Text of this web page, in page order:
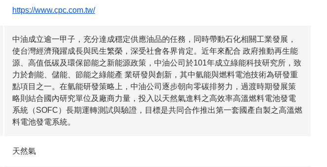
https://www.cpc.com.tw/
中油成立逾一甲子，充分達成穩定供應油品的任務，同時帶動石化相關工業發展，
使台灣經濟飛躍成長與民生繁榮，深受社會各界肯定。近年來配合 政府推動再生能
源、高值低碳及環保節能之新能源政策，中油公司於101年成立綠能科技研究所，致
力於創能、儲能、節能之綠能產 業研發與創新，其中氫能與燃料電池技術為研發重
點項目之一。在氫能研發策略上，中油公司逐步朝向零碳排努力，過渡時期發展策
略則結合國內研究單位及廠商力量，投入以天然氣進料之高效率高溫燃料電池發電
系統（SOFC）長期運轉測試與驗證，目標是共同合作推出第一套國產自製之高溫燃
料電池發電系統。
天然氣